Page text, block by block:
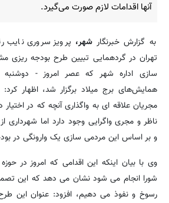
آنها اقدامات لازم صورت می‌گیرد.
به گزارش خبرنگار شهر، پرویز سروری نایب
تهران در گردهمایی تبیین طرح بودجه ریزی
همایش‌های برج میلاد برگزار شد، اظهار
مجریان علاقه ای به واگذاری آنچه که در اختیار
ناظر و مجری واگرایی وجود دارد اما شهرداری
و بر اساس این مردمی سازی یک وارونگی در
وی با بیان اینکه این اقدامی که امروز در
شورا انجام می شود نشان می دهد که این
رسوخ و نفوذ می دهیم، افزود: عنوان این